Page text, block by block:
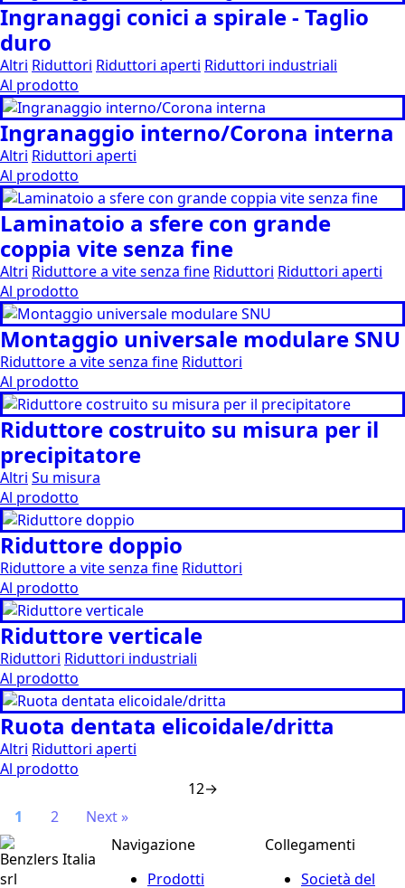
Ingranaggi conici a spirale - Taglio
duro
Altri Riduttori Riduttori aperti Riduttori industriali
Al prodotto
Ingranaggio interno/Corona interna
Altri Riduttori aperti
Al prodotto
Laminatoio a sfere con grande
coppia vite senza fine
Altri Riduttore a vite senza fine Riduttori Riduttori aperti
Al prodotto
Montaggio universale modulare SNU
Riduttore a vite senza fine Riduttori
Al prodotto
Riduttore costruito su misura per il
precipitatore
Altri Su misura
Al prodotto
Riduttore doppio
Riduttore a vite senza fine Riduttori
Al prodotto
Riduttore verticale
Riduttori Riduttori industriali
Al prodotto
Ruota dentata elicoidale/dritta
Altri Riduttori aperti
Al prodotto
12→
1
2 Next »
Benzlers Italia
srl
Navigazione
Prodotti
Collegamenti
Società del